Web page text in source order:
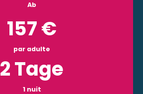
Ab
157€
par adulte
2 Tage
1 nuit